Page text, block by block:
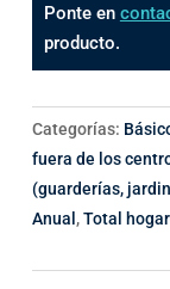
Ponte en
producto.
Categorías:
fuera de los
(guarderías,
Anual ,Total